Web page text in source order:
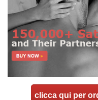
clicca qui per